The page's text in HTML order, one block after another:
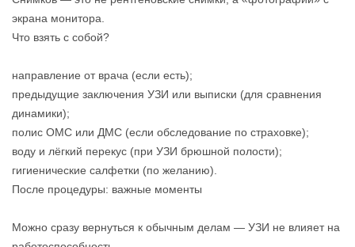
экрана монитора.
Что взять с собой?
направление от врача (если есть);
предыдущие заключения УЗИ или выписки (для сравнения
динамики);
полис ОМС или ДМС (если обследование по страховке);
воду и лёгкий перекус (при УЗИ брюшной полости);
гигиенические салфетки (по желанию).
После процедуры: важные моменты
Можно сразу вернуться к обычным делам — УЗИ не влияет на